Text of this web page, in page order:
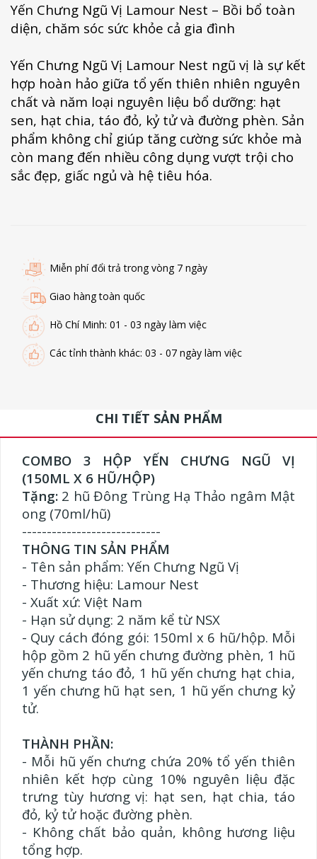
Yến Chưng Ngũ Vị Lamour Nest – Bồi bổ toàn
diện, chăm sóc sức khỏe cả gia đình
Yến Chưng Ngũ Vị Lamour Nest ngũ vị là sự kết
hợp hoàn hảo giữa tổ yến thiên nhiên nguyên
chất và năm loại nguyên liệu bổ dưỡng: hạt
sen, hạt chia, táo đỏ, kỷ tử và đường phèn. Sản
phẩm không chỉ giúp tăng cường sức khỏe mà
còn mang đến nhiều công dụng vượt trội cho
sắc đẹp, giấc ngủ và hệ tiêu hóa.
Miễn phí đổi trả trong vòng 7 ngày
Giao hàng toàn quốc
Hồ Chí Minh: 01 - 03 ngày làm việc
Các tỉnh thành khác: 03 - 07 ngày làm việc
CHI TIẾT SẢN PHẨM
COMBO 3 HỘP YẾN CHƯNG NGŨ VỊ
(150ML X 6 HŨ/HỘP)
Tặng: 2 hũ Đông Trùng Hạ Thảo ngâm Mật
ong (70ml/hũ)
----------------------------
THÔNG TIN SẢN PHẨM
- Tên sản phẩm: Yến Chưng Ngũ Vị
- Thương hiệu: Lamour Nest
- Xuất xứ: Việt Nam
- Hạn sử dụng: 2 năm kể từ NSX
- Quy cách đóng gói: 150ml x 6 hũ/hộp. Mỗi
hộp gồm 2 hũ yến chưng đường phèn, 1 hũ
yến chưng táo đỏ, 1 hũ yến chưng hạt chia,
1 yến chưng hũ hạt sen, 1 hũ yến chưng kỷ
tử.
THÀNH PHẦN:
- Mỗi hũ yến chưng chứa 20% tổ yến thiên
nhiên kết hợp cùng 10% nguyên liệu đặc
trưng tùy hương vị: hạt sen, hạt chia, táo
đỏ, kỷ tử hoặc đường phèn.
- Không chất bảo quản, không hương liệu
tổng hợp.